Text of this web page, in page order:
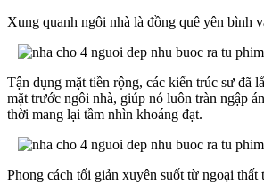
Xung quanh ngôi nhà là đồng quê yên bình
Tận dụng mặt tiền rộng, các kiến trúc sư đã
mặt trước ngôi nhà, giúp nó luôn tràn ngập
thời mang lại tầm nhìn khoáng đạt.
Phong cách tối giản xuyên suốt từ ngoại thất